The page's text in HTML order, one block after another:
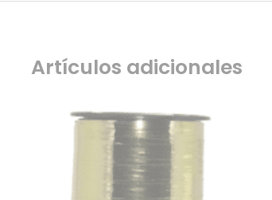
Artículos adicionales